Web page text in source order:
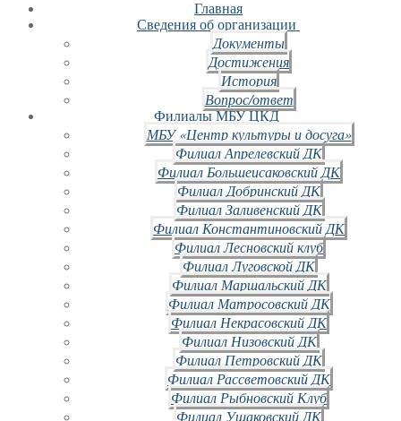
Главная
Сведения об организации
Документы
Достижения
История
Вопрос/ответ
Филиалы МБУ ЦКД
МБУ «Центр культуры и досуга»
Филиал Апрелевский ДК
Филиал Большеисаковский ДК
Филиал Добринский ДК
Филиал Заливенский ДК
Филиал Константиновский ДК
Филиал Лесновский клуб
Филиал Луговской ДК
Филиал Маршальский ДК
Филиал Матросовский ДК
Филиал Некрасовский ДК
Филиал Низовский ДК
Филиал Петровский ДК
Филиал Рассветовский ДК
Филиал Рыбновский Клуб
Филиал Ушаковский ДК